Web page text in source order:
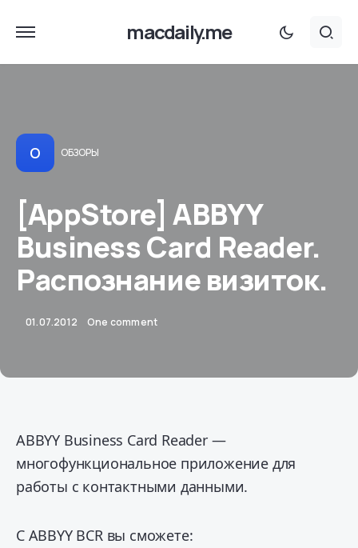
macdaily.me
О ОБЗОРЫ
[AppStore] ABBYY
Business Card Reader.
Распознание визиток.
01.07.2012 One comment
ABBYY Business Card Reader —
многофункциональное приложение для
работы с контактными данными.
С ABBYY BCR вы сможете: